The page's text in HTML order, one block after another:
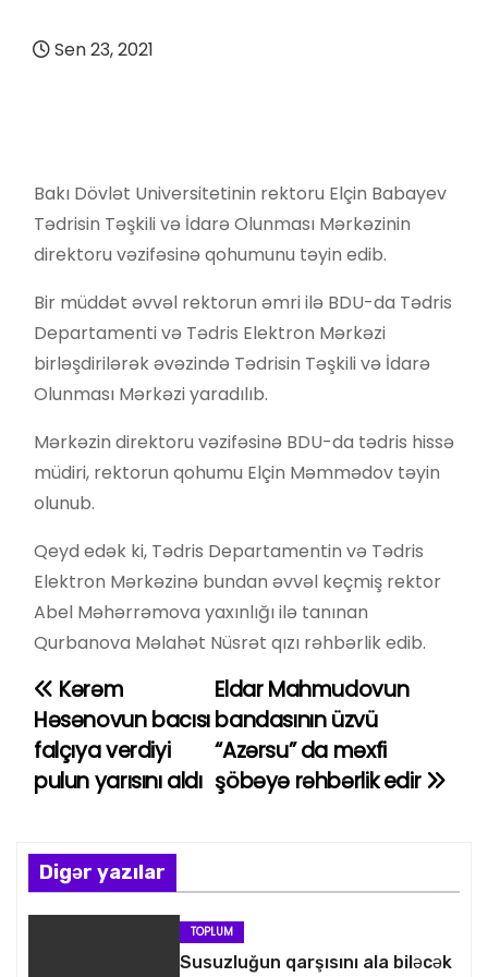
Sen 23, 2021
Bakı Dövlət Universitetinin rektoru Elçin Babayev
Tədrisin Təşkili və İdarə Olunması Mərkəzinin
direktoru vəzifəsinə qohumunu təyin edib.
Bir müddət əvvəl rektorun əmri ilə BDU-da Tədris
Departamenti və Tədris Elektron Mərkəzi
birləşdirilərək əvəzində Tədrisin Təşkili və İdarə
Olunması Mərkəzi yaradılıb.
Mərkəzin direktoru vəzifəsinə BDU-da tədris hissə
müdiri, rektorun qohumu Elçin Məmmədov təyin
olunub.
Qeyd edək ki, Tədris Departamentin və Tədris
Elektron Mərkəzinə bundan əvvəl keçmiş rektor
Abel Məhərrəmova yaxınlığı ilə tanınan
Qurbanova Məlahət Nüsrət qızı rəhbərlik edib.
Y
a
z
n
a
Eldar Mahmudovun
bandasının üzvü
“Azərsu” da məxfi
şöbəyə rəhbərlik edir
Kərəm
Həsənovun bacısı
falçıya verdiyi
pulun yarısını aldı
Digər yazılar
TOPLUM
Susuzluğun qarşısını ala biləcək